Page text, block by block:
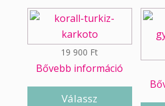
19 900 Ft
Bővebb információ
Válassz